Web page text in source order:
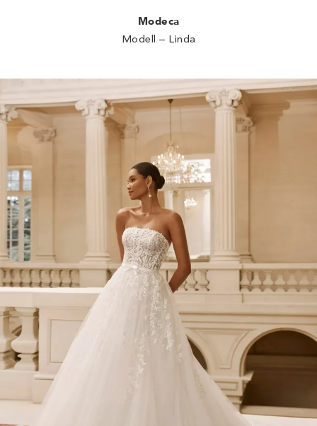
Modeca
Modell – Linda